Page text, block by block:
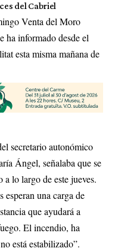
del Cabriel
Venta del Moro
ha informado desde el
esta misma mañana de
secretario autonómico
Ángel, señalaba que se
lo largo de este jueves.
una carga de
que ayudará a
El incendio, ha
está estabilizado”.